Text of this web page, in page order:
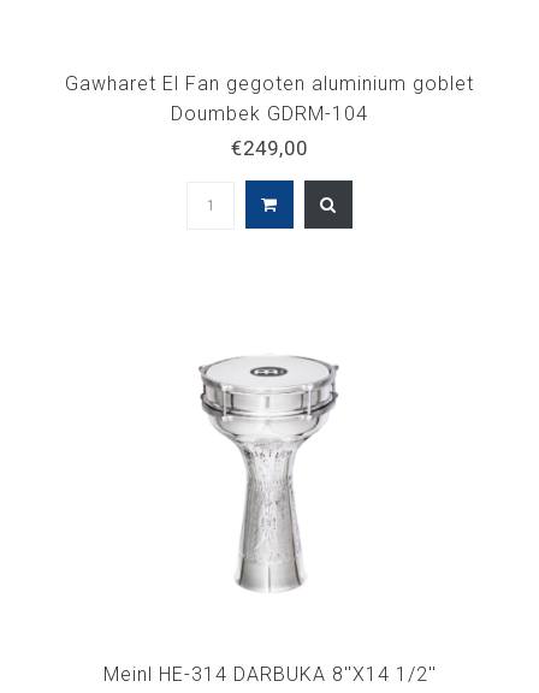
Gawharet El Fan gegoten aluminium goblet
Doumbek GDRM-104
€249,00
Meinl HE-314 DARBUKA 8''X14 1/2''